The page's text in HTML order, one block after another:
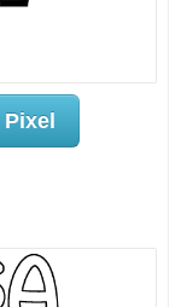
Pixel